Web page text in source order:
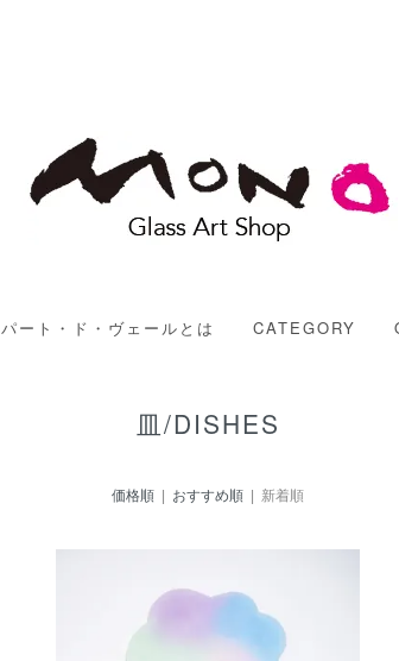
パート・ド・ヴェールとは CATEGORY
皿/DISHES
価格順 | おすすめ順 | 新着順